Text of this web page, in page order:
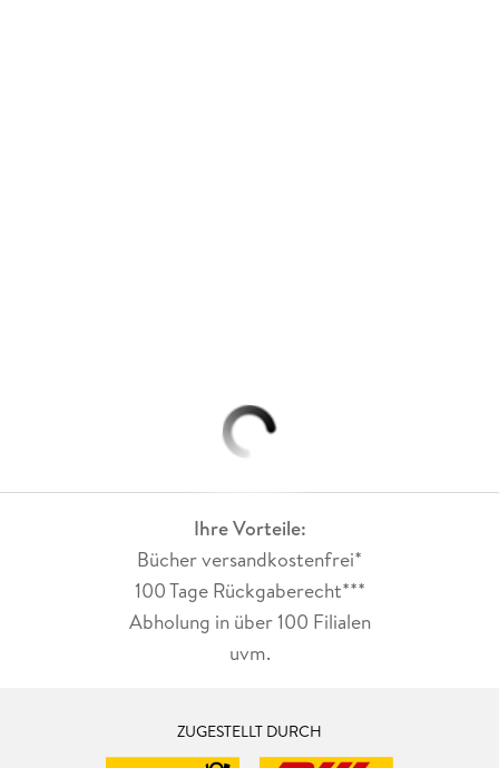
Ihre Vorteile:
Bücher versandkostenfrei*
100 Tage Rückgaberecht***
Abholung in über 100 Filialen
uvm.
ZUGESTELLT DURCH